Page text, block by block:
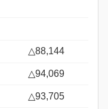
△88,144
△94,069
△93,705